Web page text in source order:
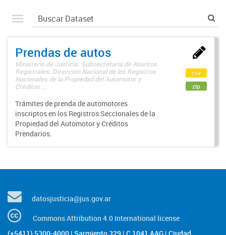
Prendas de autos
Ministerio de Justicia. Subsecretaría de Asuntos
Registrales. Dirección Nacional de los Registros
Nacionales de la Propiedad del Automotor y
Créditos ...
Trámites de prenda de automotores
inscriptos en los Registros Seccionales de la
Propiedad del Automotor y Créditos
Prendarios.
csv
zip
datosjusticia@jus.gov.ar
Commons Attribution 4.0 International license